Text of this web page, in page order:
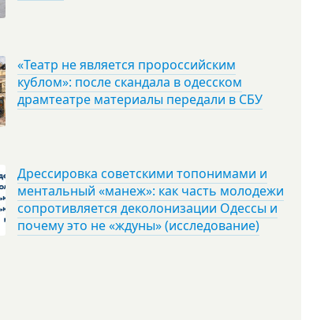
«Театр не является пророссийским
кублом»: после скандала в одесском
драмтеатре материалы передали в СБУ
Дрессировка советскими топонимами и
ментальный «манеж»: как часть молодежи
сопротивляется деколонизации Одессы и
почему это не «ждуны» (исследование)